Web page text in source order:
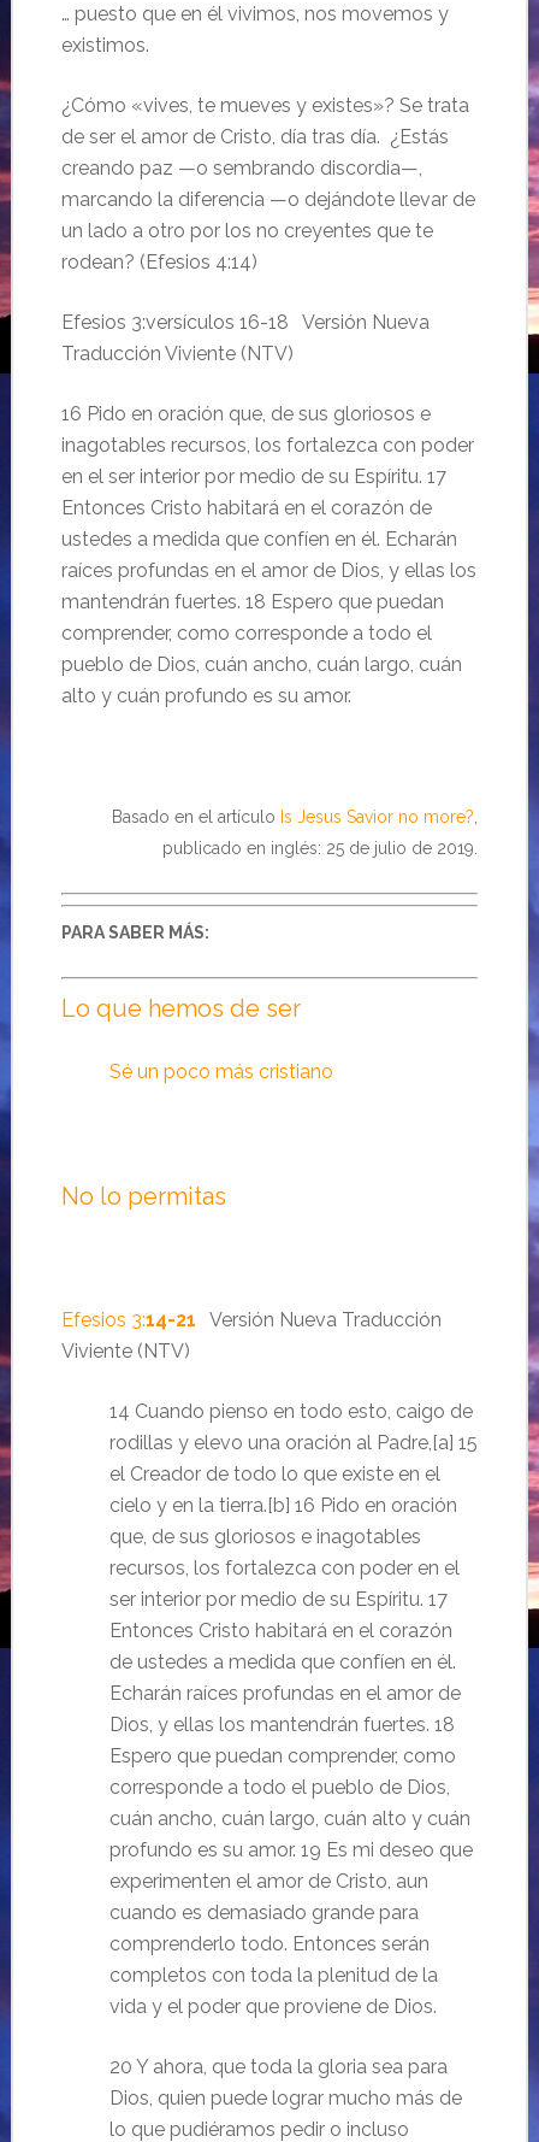
… puesto que en él vivimos, nos movemos y
existimos.
¿Cómo «vives, te mueves y existes»? Se trata
de ser el amor de Cristo, día tras día. ¿Estás
creando paz —o sembrando discordia—,
marcando la diferencia —o dejándote llevar de
un lado a otro por los no creyentes que te
rodean? (Efesios 4:14)
Efesios 3:versículos 16-18 Versión Nueva
Traducción Viviente (NTV)
16 Pido en oración que, de sus gloriosos e
inagotables recursos, los fortalezca con poder
en el ser interior por medio de su Espíritu. 17
Entonces Cristo habitará en el corazón de
ustedes a medida que confíen en él. Echarán
raíces profundas en el amor de Dios, y ellas los
mantendrán fuertes. 18 Espero que puedan
comprender, como corresponde a todo el
pueblo de Dios, cuán ancho, cuán largo, cuán
alto y cuán profundo es su amor.
Basado en el artículo Is Jesus Savior no more?
publicado en inglés: 25 de julio de 2019.
PARA SABER MÁS:
Lo que hemos de ser
Sé un poco más cristiano
No lo permitas
Efesios 3:14-21
Versión Nueva Traducción
Viviente (NTV)
14 Cuando pienso en todo esto, caigo de
rodillas y elevo una oración al Padre,[a] 15
el Creador de todo lo que existe en el
cielo y en la tierra.[b] 16 Pido en oración
que, de sus gloriosos e inagotables
recursos, los fortalezca con poder en el
ser interior por medio de su Espíritu. 17
Entonces Cristo habitará en el corazón
de ustedes a medida que confíen en él.
Echarán raíces profundas en el amor de
Dios, y ellas los mantendrán fuertes. 18
Espero que puedan comprender, como
corresponde a todo el pueblo de Dios,
cuán ancho, cuán largo, cuán alto y cuán
profundo es su amor. 19 Es mi deseo que
experimenten el amor de Cristo, aun
cuando es demasiado grande para
comprenderlo todo. Entonces serán
completos con toda la plenitud de la
vida y el poder que proviene de Dios.
20 Y ahora, que toda la gloria sea para
Dios, quien puede lograr mucho más de
lo que pudiéramos pedir o incluso